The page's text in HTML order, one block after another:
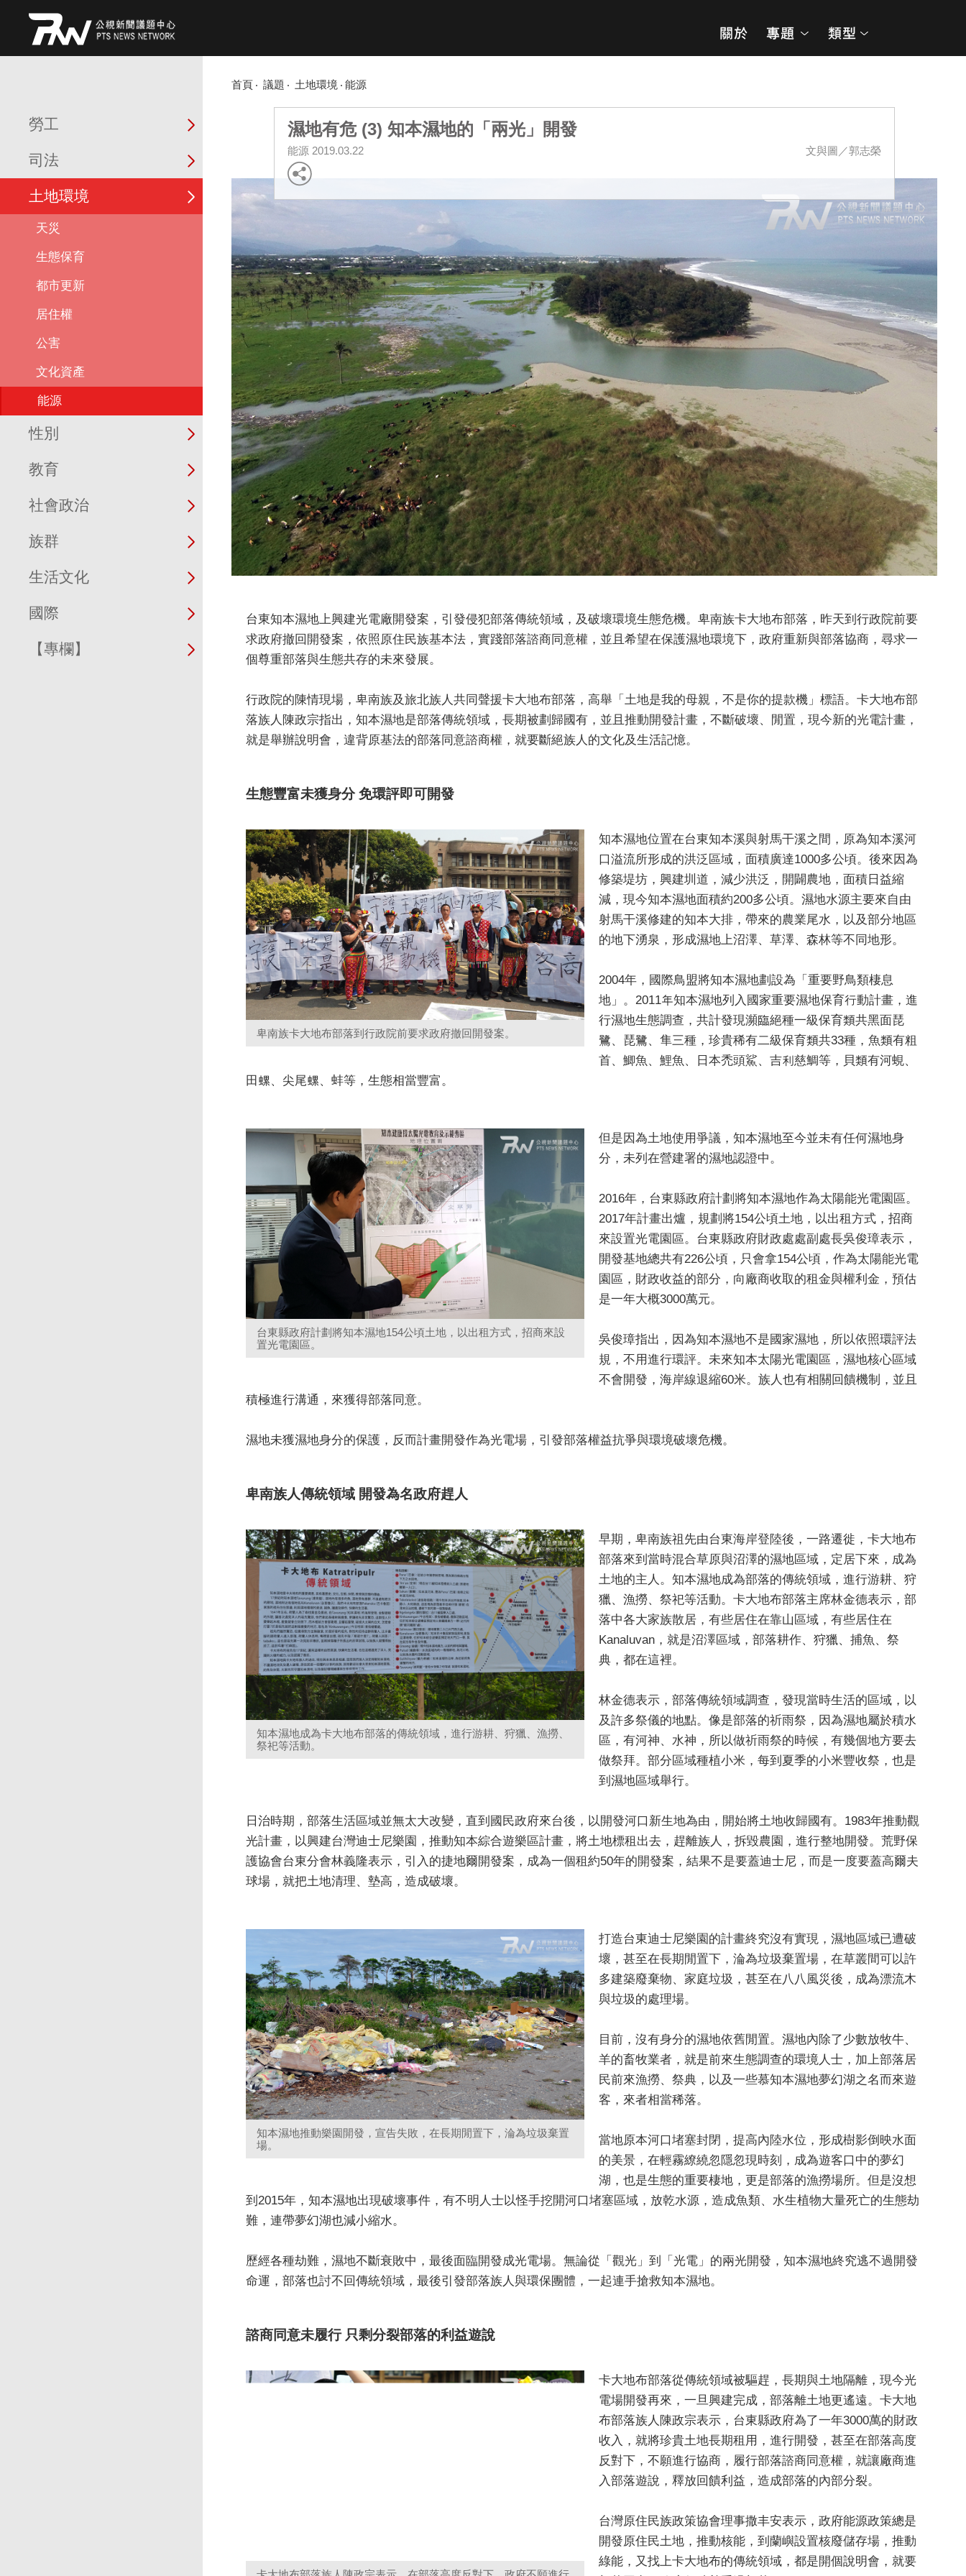
勞工
司法
土地環境
天災
生態保育
都市更新
居住權
公害
文化資產
能源
性別
教育
社會政治
族群
生活文化
國際
【專欄】
首頁 議題 土地環境 能源
濕地有危 (3) 知本濕地的「兩光」開發
能源 2019.03.22 文與圖／郭志榮
台東知本濕地上興建光電廠開發案，引發侵犯部落傳統領域，及破壞環境生態危機。卑南族卡大地布部落，昨天到行政院前要
求政府撤回開發案，依照原住民族基本法，實踐部落諮商同意權，並且希望在保護濕地環境下，政府重新與部落協商，尋求一
個尊重部落與生態共存的未來發展。
行政院的陳情現場，卑南族及旅北族人共同聲援卡大地布部落，高舉「土地是我的母親，不是你的提款機」標語。卡大地布部
落族人陳政宗指出，知本濕地是部落傳統領域，長期被劃歸國有，並且推動開發計畫，不斷破壞、閒置，現今新的光電計畫，
就是舉辦說明會，違背原基法的部落同意諮商權，就要斷絕族人的文化及生活記憶。
生態豐富未獲身分 免環評即可開發
卑南族卡大地布部落到行政院前要求政府撤回開發案。
知本濕地位置在台東知本溪與射馬干溪之間，原為知本溪河
口溢流所形成的洪泛區域，面積廣達1000多公頃。後來因為
修築堤坊，興建圳道，減少洪泛，開闢農地，面積日益縮
減，現今知本濕地面積約200多公頃。濕地水源主要來自由
射馬干溪修建的知本大排，帶來的農業尾水，以及部分地區
的地下湧泉，形成濕地上沼澤、草澤、森林等不同地形。
2004年，國際鳥盟將知本濕地劃設為「重要野鳥類棲息
地」。2011年知本濕地列入國家重要濕地保育行動計畫，進
行濕地生態調查，共計發現瀕臨絕種一級保育類共黑面琵
鷺、琵鷺、隼三種，珍貴稀有二級保育類共33種，魚類有粗
首、鯽魚、鯉魚、日本禿頭鯊、吉利慈鯛等，貝類有河蜆、
田螺、尖尾螺、蚌等，生態相當豐富。
台東縣政府計劃將知本濕地154公頃土地，以出租方式，招商來設
置光電園區。
但是因為土地使用爭議，知本濕地至今並未有任何濕地身
分，未列在營建署的濕地認證中。
2016年，台東縣政府計劃將知本濕地作為太陽能光電園區。
2017年計畫出爐，規劃將154公頃土地，以出租方式，招商
來設置光電園區。台東縣政府財政處處副處長吳俊璋表示，
開發基地總共有226公頃，只會拿154公頃，作為太陽能光電
園區，財政收益的部分，向廠商收取的租金與權利金，預估
是一年大概3000萬元。
吳俊璋指出，因為知本濕地不是國家濕地，所以依照環評法
規，不用進行環評。未來知本太陽光電園區，濕地核心區域
不會開發，海岸線退縮60米。族人也有相關回饋機制，並且
積極進行溝通，來獲得部落同意。
濕地未獲濕地身分的保護，反而計畫開發作為光電場，引發部落權益抗爭與環境破壞危機。
卑南族人傳統領域 開發為名政府趕人
知本濕地成為卡大地布部落的傳統領域，進行游耕、狩獵、漁撈、
祭祀等活動。
早期，卑南族祖先由台東海岸登陸後，一路遷徙，卡大地布
部落來到當時混合草原與沼澤的濕地區域，定居下來，成為
土地的主人。知本濕地成為部落的傳統領域，進行游耕、狩
獵、漁撈、祭祀等活動。卡大地布部落主席林金德表示，部
落中各大家族散居，有些居住在靠山區域，有些居住在
Kanaluvan，就是沼澤區域，部落耕作、狩獵、捕魚、祭
典，都在這裡。
林金德表示，部落傳統領域調查，發現當時生活的區域，以
及許多祭儀的地點。像是部落的祈雨祭，因為濕地屬於積水
區，有河神、水神，所以做祈雨祭的時候，有幾個地方要去
做祭拜。部分區域種植小米，每到夏季的小米豐收祭，也是
到濕地區域舉行。
日治時期，部落生活區域並無太大改變，直到國民政府來台後，以開發河口新生地為由，開始將土地收歸國有。1983年推動觀
光計畫，以興建台灣迪士尼樂園，推動知本綜合遊樂區計畫，將土地標租出去，趕離族人，拆毀農園，進行整地開發。荒野保
護協會台東分會林義隆表示，引入的捷地爾開發案，成為一個租約50年的開發案，結果不是要蓋迪士尼，而是一度要蓋高爾夫
球場，就把土地清理、墊高，造成破壞。
知本濕地推動樂園開發，宣告失敗，在長期閒置下，淪為垃圾棄置
場。
打造台東迪士尼樂園的計畫終究沒有實現，濕地區域已遭破
壞，甚至在長期閒置下，淪為垃圾棄置場，在草叢間可以許
多建築廢棄物、家庭垃圾，甚至在八八風災後，成為漂流木
與垃圾的處理場。
目前，沒有身分的濕地依舊閒置。濕地內除了少數放牧牛、
羊的畜牧業者，就是前來生態調查的環境人士，加上部落居
民前來漁撈、祭典，以及一些慕知本濕地夢幻湖之名而來遊
客，來者相當稀落。
當地原本河口堵塞封閉，提高內陸水位，形成樹影倒映水面
的美景，在輕霧繚繞忽隱忽現時刻，成為遊客口中的夢幻
湖，也是生態的重要棲地，更是部落的漁撈場所。但是沒想
到2015年，知本濕地出現破壞事件，有不明人士以怪手挖開河口堵塞區域，放乾水源，造成魚類、水生植物大量死亡的生態劫
難，連帶夢幻湖也減小縮水。
歷經各種劫難，濕地不斷衰敗中，最後面臨開發成光電場。無論從「觀光」到「光電」的兩光開發，知本濕地終究逃不過開發
命運，部落也討不回傳統領域，最後引發部落族人與環保團體，一起連手搶救知本濕地。
諮商同意未履行 只剩分裂部落的利益遊說
卡大地布部落從傳統領域被驅趕，長期與土地隔離，現今光
電場開發再來，一旦興建完成，部落離土地更遙遠。卡大地
布部落族人陳政宗表示，台東縣政府為了一年3000萬的財政
收入，就將珍貴土地長期租用，進行開發，甚至在部落高度
反對下，不願進行協商，履行部落諮商同意權，就讓廠商進
入部落遊說，釋放回饋利益，造成部落的內部分裂。
台灣原住民族政策協會理事撒丰安表示，政府能源政策總是
開發原住民土地，推動核能，到蘭嶼設置核廢儲存場，推動
綠能，又找上卡大地布的傳統領域，都是開個說明會，就要